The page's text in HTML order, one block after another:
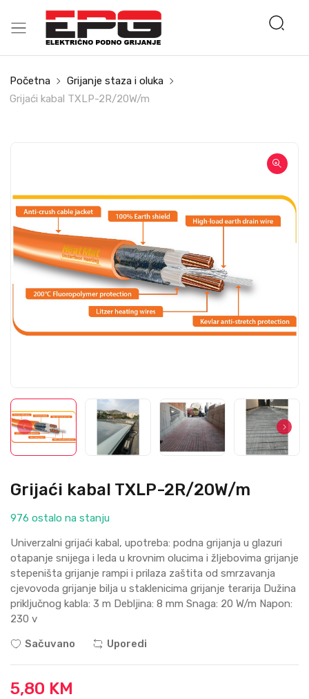
Početna
Grijanje staza i oluka
Grijaći kabal TXLP-2R/20W/m
Grijaći kabal TXLP-2R/20W/m
976 ostalo na stanju
Univerzalni grijaći kabal, upotreba: podna grijanja u glazuri
otapanje snijega i leda u krovnim olucima i žljebovima grijanje
stepeništa grijanje rampi i prilaza zaštita od smrzavanja
cjevovoda grijanje bilja u staklenicima grijanje terarija Dužina
priključnog kabla: 3 m Debljina: 8 mm Snaga: 20 W/m Napon:
230 v
Sačuvano
Uporedi
5,80 KM